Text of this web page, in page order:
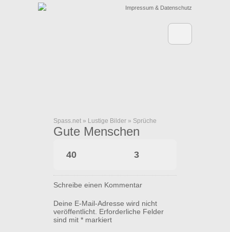
Impressum & Datenschutz
Spass.net » Lustige Bilder » Sprüche
Gute Menschen
40 3
Schreibe einen Kommentar
Deine E-Mail-Adresse wird nicht
veröffentlicht. Erforderliche Felder
sind mit * markiert